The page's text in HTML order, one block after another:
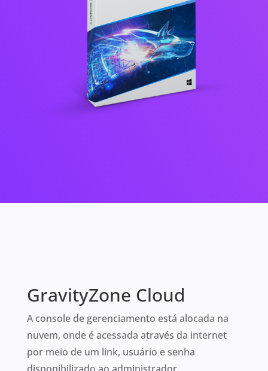
GravityZone Cloud
A console de gerenciamento está alocada na
nuvem, onde é acessada através da internet
por meio de um link, usuário e senha